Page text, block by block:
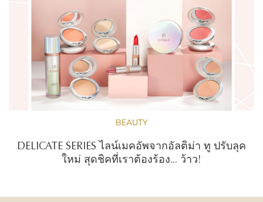
BEAUTY
DELICATE SERIES ไลน์เมคอัพจากอัลติม่า ทู ปรับลุค
ใหม่ สุดชิคที่เราต้องร้อง... ว้าว!